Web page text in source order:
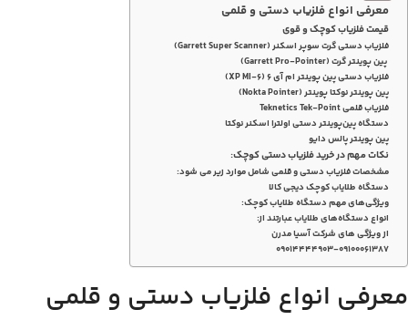
معرفی انواع فلزیاب دستی و قلمی
قیمت فلزیاب کوچک و قوی
فلزیاب دستی گرت سوپر اسکنر (Garrett Super Scanner)
پین پوینتر گرت (Garrett Pro-Pointer)
فلزیاب دستی پین پوینتر ام آی 6 (XP MI-6)
پین پوینتر نوکتا پوینتر (Nokta Pointer)
فلزیاب قلمی Teknetics Tek-Point
دستگاه پین‌پوینتر دستی اولترا اسکنر نوکتا
پین پوینتر پالس دایو
نکات مهم در خرید فلزیاب دستی کوچک:
مشخصات فلزیاب دستی و قلمی شامل موارد زیر می شود:
دستگاه طلایاب کوچک دیجی کالا
ویژگی‌های مهم دستگاه طلایاب کوچک:
انواع دستگاه‌های طلایاب عبارتند از:
از ویژگی های شرکت آسیا مدرن
۰۹۰۱۴۴۴۴۹۰۳-۰۹۱۰۰۰۶۱۳۸۷
معرفی انواع فلزیاب دستی و قلمی